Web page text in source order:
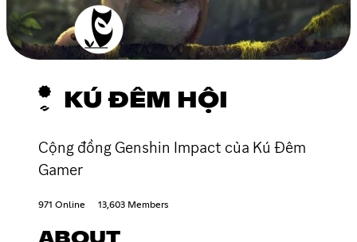
KÚ ĐÊM HỘI
Cộng đồng Genshin Impact của Kú Đêm
Gamer
971 Online 13,603 Members